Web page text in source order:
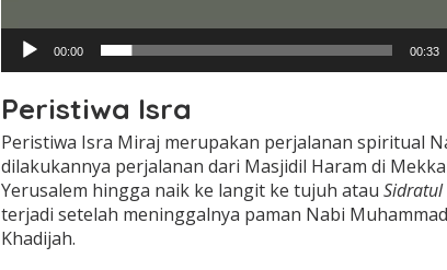
00:00 00:33
Peristiwa Isra
Peristiwa Isra Miraj merupakan perjalanan spiritual
dilakukannya perjalanan dari Masjidil Haram di
Yerusalem hingga naik ke langit ke tujuh atau
terjadi setelah meninggalnya paman Nabi
Khadijah.